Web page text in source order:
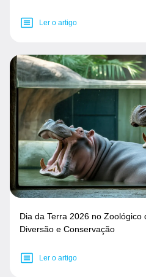
Ler o artigo
Dia da Terra 2026 no Zoológico
Diversão e Conservação
Ler o artigo